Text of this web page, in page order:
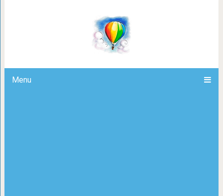
Menu
Кот 2 года добивался